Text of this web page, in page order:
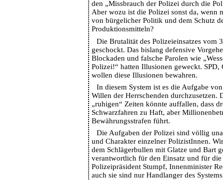
den „Missbrauch der Polizei durch die
Aber wozu ist die Polizei sonst da, wenn
von bürgelicher Politik und dem Schutz
Produktionsmitteln?
Die Brutalität des Polizeieinsatzes vom
geschockt. Das bislang defensive
Blockaden und falsche Parolen wie
Polizei!“ hatten Illusionen geweckt. SPD,
wollen diese Illusionen bewahren.
In diesem System ist es die Aufgabe
Willen der Herrschenden durchzusetzen.
„ruhigen“ Zeiten könnte auffallen, dass
Schwarzfahren zu Haft, aber
Bewährungsstrafen führt.
Die Aufgaben der Polizei sind völlig
und Charakter einzelner PolizistInnen.
dem Schlägerbullen mit Glatze und Bart
verantwortlich für den Einsatz und für
Polizeipräsident Stumpf, Innenminister
auch sie sind nur Handlanger des